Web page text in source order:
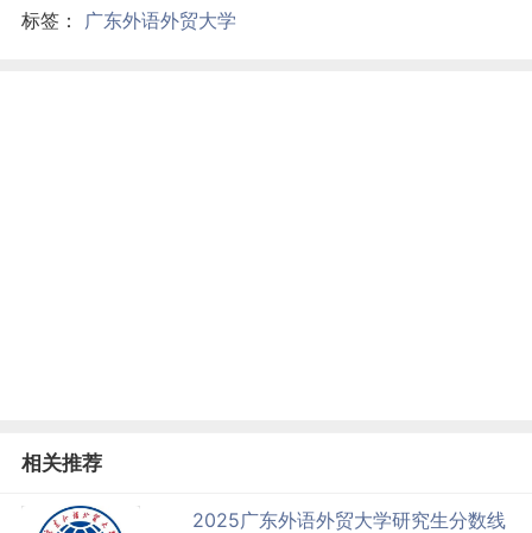
标签： 广东外语外贸大学
相关推荐
2025广东外语外贸大学研究生分数线